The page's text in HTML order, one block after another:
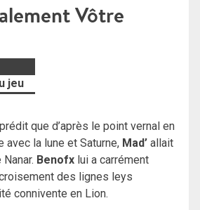
Vôtre
jeu
que d’après le point vernal en
avec la lune et Saturne, Mad’ allait
Benofx lui a carrément
des lignes leys
connivente en Lion.